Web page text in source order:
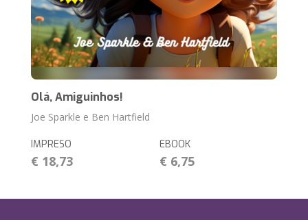
Olá, Amiguinhos!
Joe Sparkle e Ben Hartfield
IMPRESO
€ 18,73
EBOOK
€ 6,75